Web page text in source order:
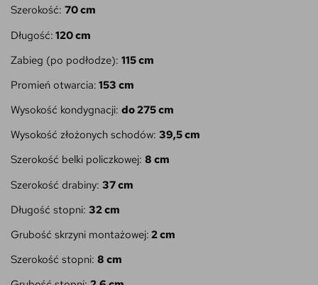
Szerokość: 70 cm
Długość: 120 cm
Zabieg (po podłodze): 115cm
Promień otwarcia: 153 cm
Wysokość kondygnacji: do 275 cm
Wysokość złożonych schodów: 39,5 cm
Szerokość belki policzkowej: 8 cm
Szerokość drabiny: 37 cm
Długość stopni: 32 cm
Grubość skrzyni montażowej: 2 cm
Szerokość stopni: 8 cm